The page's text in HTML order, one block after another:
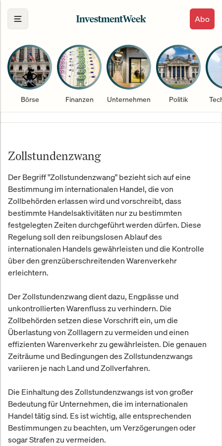
Abo
Börse Finanzen Unternehmen Politik
Zollstundenzwang
Der Begriff "Zollstundenzwang" bezieht sich auf eine
Bestimmung im internationalen Handel, die von
Zollbehörden erlassen wird und vorschreibt, dass
bestimmte Handelsaktivitäten nur zu bestimmten
festgelegten Zeiten durchgeführt werden dürfen. Diese
Regelung soll den reibungslosen Ablauf des
internationalen Handels gewährleisten und die Kontrolle
über den grenzüberschreitenden Warenverkehr
erleichtern.
Der Zollstundenzwang dient dazu, Engpässe und
unkontrollierten Warenfluss zu verhindern. Die
Zollbehörden setzen diese Vorschrift ein, um die
Überlastung von Zolllagern zu vermeiden und einen
effizienten Warenverkehr zu gewährleisten. Die genauen
Zeiträume und Bedingungen des Zollstundenzwangs
variieren je nach Land und Zollverfahren.
Die Einhaltung des Zollstundenzwangs ist von großer
Bedeutung für Unternehmen, die im internationalen
Handel tätig sind. Es ist wichtig, alle entsprechenden
Bestimmungen zu beachten, um Verzögerungen oder
sogar Strafen zu vermeiden.